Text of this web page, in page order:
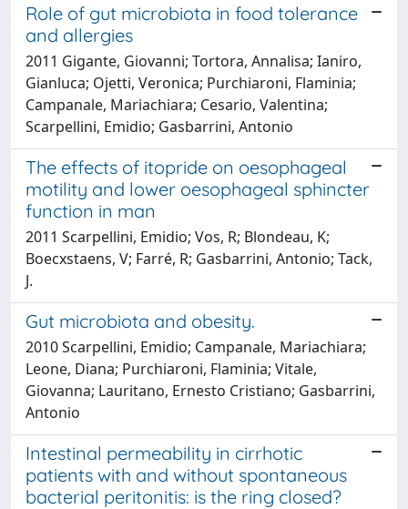
Role of gut microbiota in food tolerance
and allergies
2011 Gigante, Giovanni; Tortora, Annalisa; Ianiro,
Gianluca; Ojetti, Veronica; Purchiaroni, Flaminia;
Campanale, Mariachiara; Cesario, Valentina;
Scarpellini, Emidio; Gasbarrini, Antonio
The effects of itopride on oesophageal
motility and lower oesophageal sphincter
function in man
2011 Scarpellini, Emidio; Vos, R; Blondeau, K;
Boecxstaens, V; Farré, R; Gasbarrini, Antonio; Tack,
J.
Gut microbiota and obesity.
2010 Scarpellini, Emidio; Campanale, Mariachiara;
Leone, Diana; Purchiaroni, Flaminia; Vitale,
Giovanna; Lauritano, Ernesto Cristiano; Gasbarrini,
Antonio
Intestinal permeability in cirrhotic
patients with and without spontaneous
bacterial peritonitis: is the ring closed?